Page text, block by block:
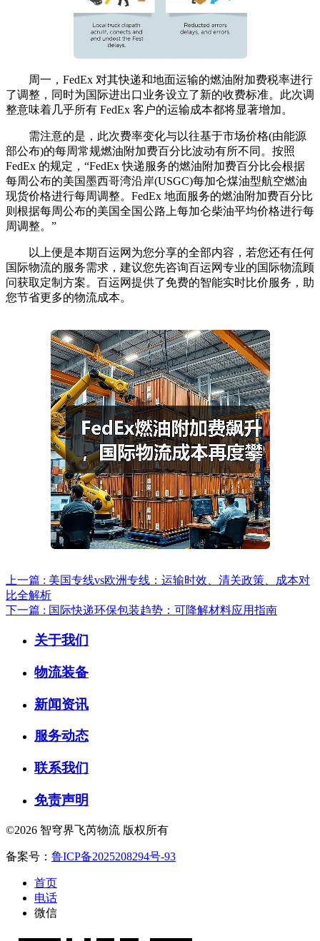
周一，FedEx 对其快递和地面运输的燃油附加费税率进行
了调整，同时为国际进出口业务设立了新的收费标准。此次调
整意味着几乎所有 FedEx 客户的运输成本都将显著增加。
需注意的是，此次费率变化与以往基于市场价格(由能源
部公布)的每周常规燃油附加费百分比波动有所不同。按照
FedEx 的规定，“FedEx 快递服务的燃油附加费百分比会根据
每周公布的美国墨西哥湾沿岸(USGC)每加仑煤油型航空燃油
现货价格进行每周调整。FedEx 地面服务的燃油附加费百分比
则根据每周公布的美国全国公路上每加仑柴油平均价格进行每
周调整。”
以上便是本期百运网为您分享的全部内容，若您还有任何
国际物流的服务需求，建议您先咨询百运网专业的国际物流顾
问获取定制方案。百运网提供了免费的智能实时比价服务，助
您节省更多的物流成本。
上一篇 : 美国专线vs欧洲专线：运输时效、清关政策、成本对
比全解析
下一篇 : 国际快递环保包装趋势：可降解材料应用指南
关于我们
物流装备
新闻资讯
服务动态
联系我们
免责声明
©2026 智穹界飞芮物流 版权所有
备案号： 鲁ICP备2025208294号-93
首页
电话
微信